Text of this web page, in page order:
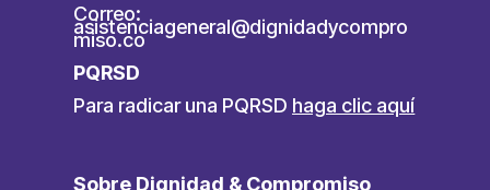
Correo:
asistenciageneral@dignidadycompro
miso.co
PQRSD
Para radicar una PQRSD haga clic aquí
Sobre Dignidad & Compromiso